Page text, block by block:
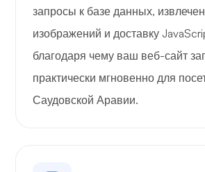
Плейтюб
запросы к базе данных,
изображений и доставку
благодаря чему ваш веб-сайт
практически мгновенно для
Саудовской Аравии.